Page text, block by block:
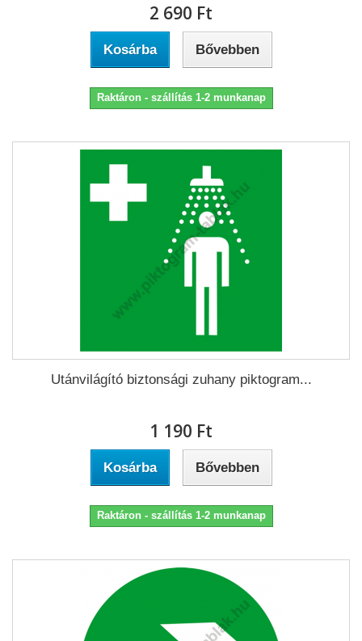
2 690 Ft‎
Kosárba Bővebben
Raktáron - szállítás 1-2 munkanap
Utánvilágító biztonsági zuhany piktogram...
1 190 Ft‎
Kosárba Bővebben
Raktáron - szállítás 1-2 munkanap